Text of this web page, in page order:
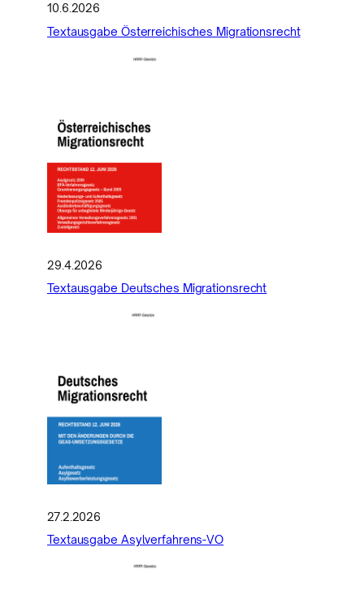
10.6.2026
Textausgabe Österreichisches Migrationsrecht
29.4.2026
Textausgabe Deutsches Migrationsrecht
27.2.2026
Textausgabe Asylverfahrens-VO